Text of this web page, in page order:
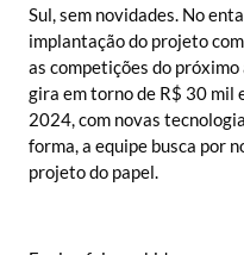
Sul, sem novidades. No
implantação do projeto
as competições do
gira em torno de R$ 30 mil
2024, com novas
forma, a equipe busca por
projeto do papel.